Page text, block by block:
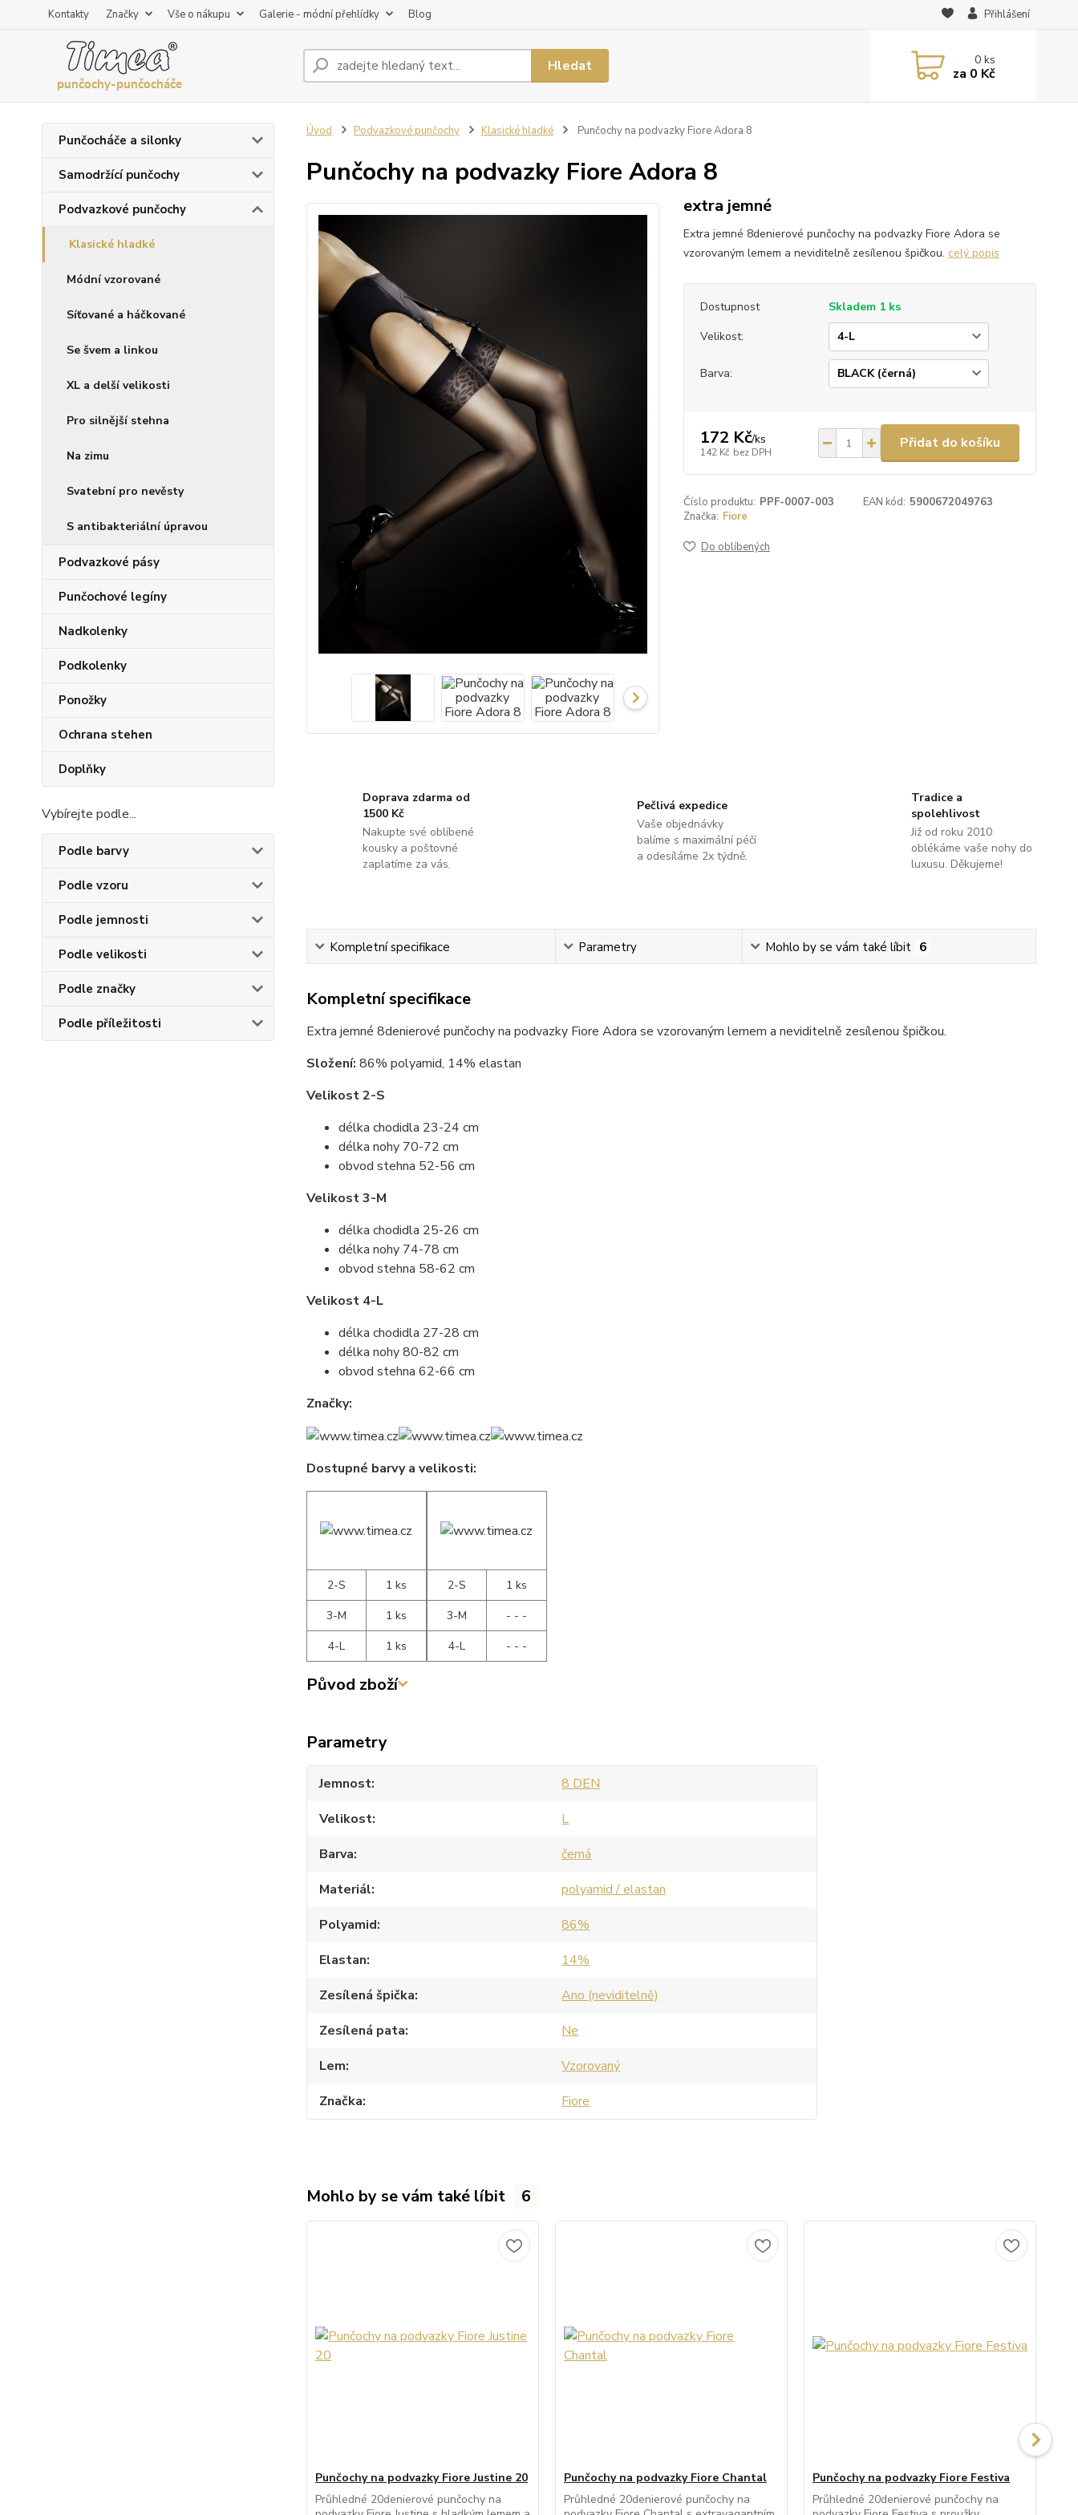
Kontakty Značky Vše o nákupu Galerie - módní přehlídky Blog Přihlášení
Hledat 0ks
za 0 Kč
Punčocháče a silonky
Samodržící punčochy
Podvazkové punčochy
Klasické hladké
Módní vzorované
Síťované a háčkované
Se švem a linkou
XL a delší velikosti
Pro silnější stehna
Na zimu
Svatební pro nevěsty
S antibakteriální úpravou
Podvazkové pásy
Punčochové legíny
Nadkolenky
Podkolenky
Ponožky
Ochrana stehen
Doplňky
Vybírejte podle...
Podle barvy
Podle vzoru
Podle jemnosti
Podle velikosti
Podle značky
Podle příležitosti
Úvod Podvazkové punčochy Klasické hladké Punčochy na podvazky Fiore Adora 8
Punčochy na podvazky Fiore Adora 8
extra jemné
Extra jemné 8denierové punčochy na podvazky Fiore Adora se
vzorovaným lemem a neviditelně zesílenou špičkou. celý popis
Dostupnost
Skladem 1 ks
Velikost:
Barva:
172 Kč/ks
142 Kč bez DPH
Přidat do košíku
Číslo produktu: PPF-0007-003 EAN kód: 5900672049763
Značka: Fiore
Do oblíbených
Doprava zdarma od
1500 Kč
Nakupte své oblíbené
kousky a poštovné
zaplatíme za vás.
Pečlivá expedice
Vaše objednávky
balíme s maximální péčí
a odesíláme 2x týdně.
Tradice a
spolehlivost
Již od roku 2010
oblékáme vaše nohy do
luxusu. Děkujeme!
Kompletní specifikace Parametry Mohlo by se vám také líbit 6
Kompletní specifikace
Extra jemné 8denierové punčochy na podvazky Fiore Adora se vzorovaným lemem a neviditelně zesílenou špičkou.
Složení: 86% polyamid, 14% elastan
Velikost 2-S
délka chodidla 23-24 cm
délka nohy 70-72 cm
obvod stehna 52-56 cm
Velikost 3-M
délka chodidla 25-26 cm
délka nohy 74-78 cm
obvod stehna 58-62 cm
Velikost 4-L
délka chodidla 27-28 cm
délka nohy 80-82 cm
obvod stehna 62-66 cm
Značky:
Dostupné barvy a velikosti:
2-S
1 ks
3-M
1 ks
4-L
1 ks
2-S
1 ks
3-M
- - -
4-L
- - -
Původ zboží
Parametry
Jemnost
8 DEN
Velikost
L
Barva
černá
Materiál
polyamid / elastan
Polyamid
86%
Elastan
14%
Zesílená špička
Ano (neviditelně)
Zesílená pata
Ne
Lem
Vzorovaný
Značka
Fiore
Mohlo by se vám také líbit 6
Punčochy na podvazky Fiore Justine 20
Průhledné 20denierové punčochy na
Punčochy na podvazky Fiore Chantal
Průhledné 20denierové punčochy na
Punčochy na podvazky Fiore Festiva
Průhledné 20denierové punčochy na